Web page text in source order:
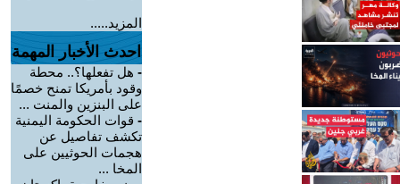
المزيد.....
احدث الأخبار المهمة
- هل تفعلها؟.. محطة
وقود بأمريكا تمنح خصمًا
على البنزين والمنت ...
- قوات الحكومة اليمنية
تكشف تفاصيل عن
هجمات الحوثيين على
المخا ...